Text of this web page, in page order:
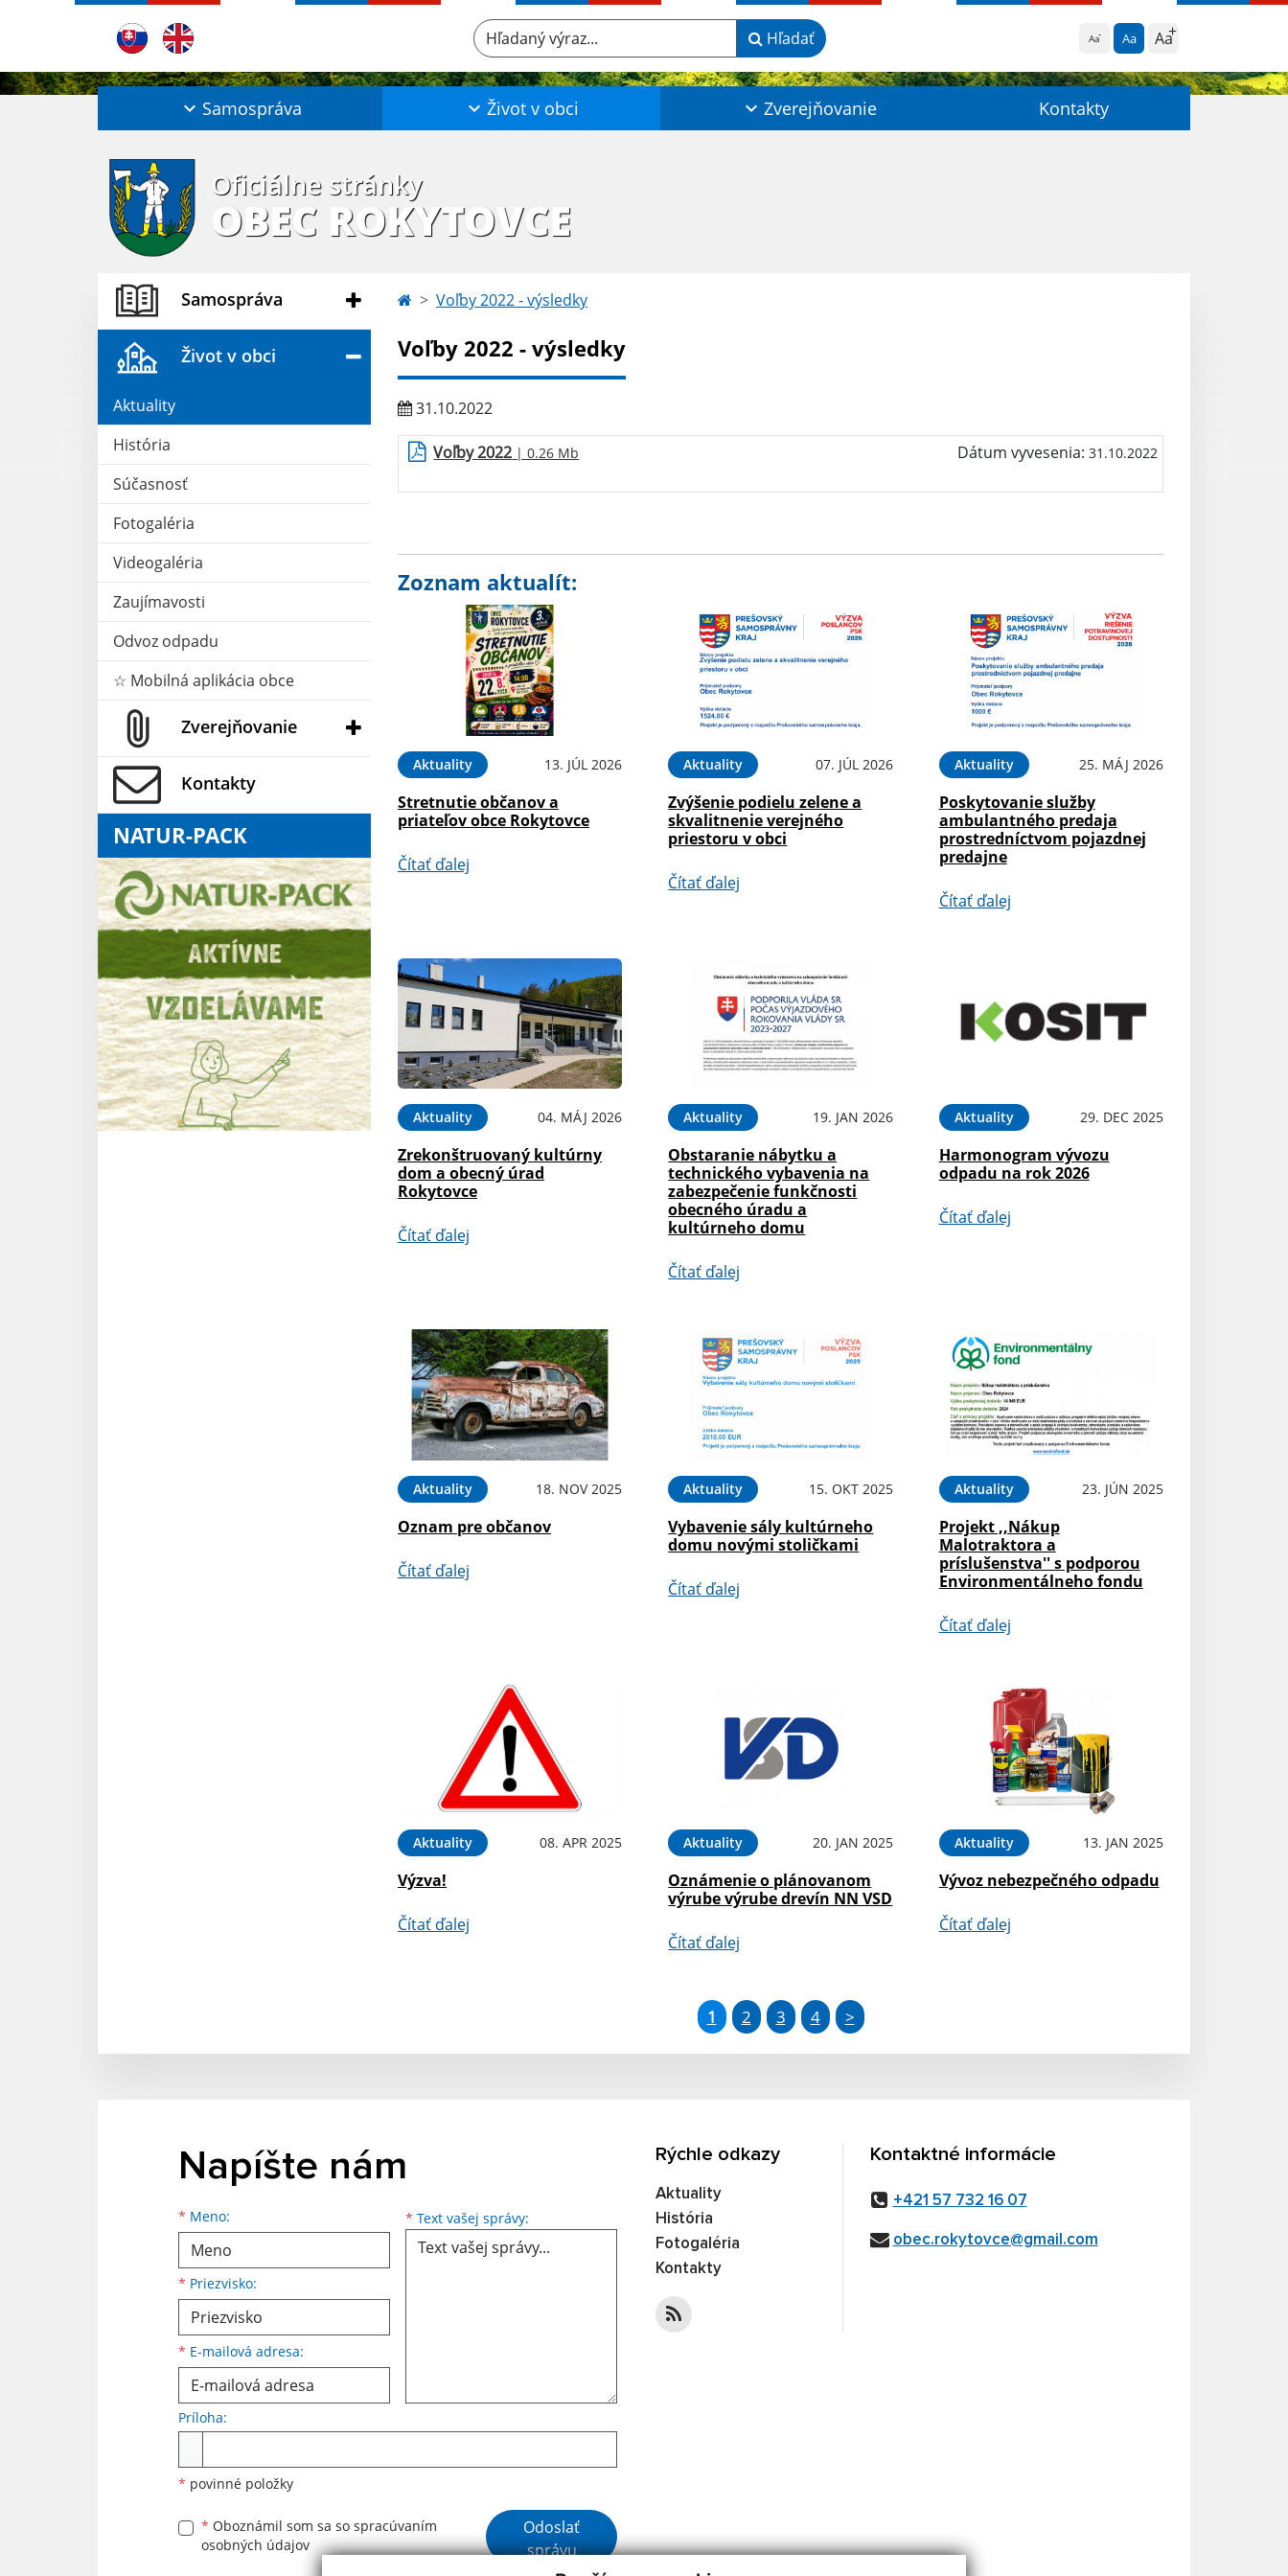
Aa Aa Aa
Hľadaný výraz... Hľadať
Samospráva Život v obci Zverejňovanie Kontakty
Oficiálne stránky
OBEC ROKYTOVCE
Samospráva
Život v obci
Aktuality
História
Súčasnosť
Fotogaléria
Videogaléria
Zaujímavosti
Odvoz odpadu
☆ Mobilná aplikácia obce
Zverejňovanie
Kontakty
NATUR-PACK
Voľby 2022 - výsledky
Voľby 2022 - výsledky
31.10.2022
Voľby 2022 | 0.26 Mb Dátum vyvesenia: 31.10.2022
Zoznam aktualít:
Aktuality 13. JÚL 2026
Stretnutie občanov a
priateľov obce Rokytovce
Čítať ďalej
Aktuality 07. JÚL 2026
Zvýšenie podielu zelene a
skvalitnenie verejného
priestoru v obci
Čítať ďalej
Aktuality 25. MÁJ 2026
Poskytovanie služby
ambulantného predaja
prostredníctvom pojazdnej
predajne
Čítať ďalej
Aktuality 04. MÁJ 2026
Zrekonštruovaný kultúrny
dom a obecný úrad
Rokytovce
Čítať ďalej
Aktuality 19. JAN 2026
Obstaranie nábytku a
technického vybavenia na
zabezpečenie funkčnosti
obecného úradu a
kultúrneho domu
Čítať ďalej
Aktuality 29. DEC 2025
Harmonogram vývozu
odpadu na rok 2026
Čítať ďalej
Aktuality 18. NOV 2025
Oznam pre občanov
Čítať ďalej
Aktuality 15. OKT 2025
Vybavenie sály kultúrneho
domu novými stoličkami
Čítať ďalej
Aktuality 23. JÚN 2025
Projekt ,,Nákup
Malotraktora a
príslušenstva'' s podporou
Environmentálneho fondu
Čítať ďalej
Aktuality 08. APR 2025
Výzva!
Čítať ďalej
Aktuality 20. JAN 2025
Oznámenie o plánovanom
výrube výrube drevín NN VSD
Čítať ďalej
Aktuality 13. JAN 2025
Vývoz nebezpečného odpadu
Čítať ďalej
1 2 3 4 >
Napíšte nám
* Meno:
Meno
* Priezvisko:
Priezvisko
* E-mailová adresa:
E-mailová adresa * Text vašej správy: Text vašej správy...
Príloha:
* povinné položky
* Oboznámil som sa so spracúvaním
osobných údajov
Google reCaptcha Response
Odoslať
správu
Rýchle odkazy
Aktuality
História
Fotogaléria
Kontakty
Kontaktné informácie
+421 57 732 16 07
obec.rokytovce@gmail.com